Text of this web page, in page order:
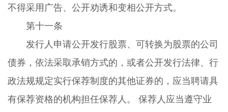
不得采用广告、公开劝诱和变相公开方式。
第十一条
发行人申请公开发行股票、可转换为股票的公司
债券，依法采取承销方式的，或者公开发行法律、行
政法规规定实行保荐制度的其他证券的，应当聘请具
有保荐资格的机构担任保荐人。 保荐人应当遵守业